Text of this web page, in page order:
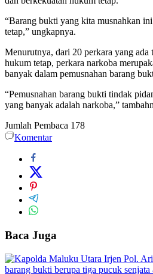
“Barang bukti yang kita musnahkan
tetap,” ungkapnya.
Menurutnya, dari 20 perkara yang
hukum tetap, perkara narkoba
banyak dalam pemusnahan barang
“Pemusnahan barang bukti tindak
yang banyak adalah narkoba,”
Jumlah Pembaca 178
Komentar
Baca Juga